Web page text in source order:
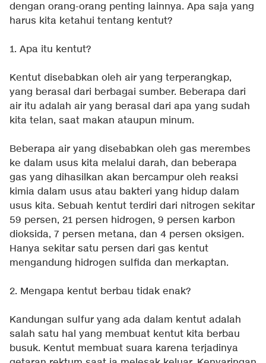
dengan orang-orang penting lainnya. Apa saja yang
harus kita ketahui tentang kentut?
1. Apa itu kentut?
Kentut disebabkan oleh air yang terperangkap,
yang berasal dari berbagai sumber. Beberapa dari
air itu adalah air yang berasal dari apa yang sudah
kita telan, saat makan ataupun minum.
Beberapa air yang disebabkan oleh gas merembes
ke dalam usus kita melalui darah, dan beberapa
gas yang dihasilkan akan bercampur oleh reaksi
kimia dalam usus atau bakteri yang hidup dalam
usus kita. Sebuah kentut terdiri dari nitrogen sekitar
59 persen, 21 persen hidrogen, 9 persen karbon
dioksida, 7 persen metana, dan 4 persen oksigen.
Hanya sekitar satu persen dari gas kentut
mengandung hidrogen sulfida dan merkaptan.
2. Mengapa kentut berbau tidak enak?
Kandungan sulfur yang ada dalam kentut adalah
salah satu hal yang membuat kentut kita berbau
busuk. Kentut membuat suara karena terjadinya